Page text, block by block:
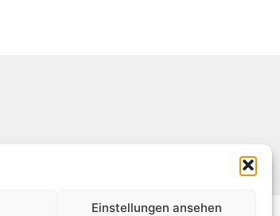
Einstellungen ansehen